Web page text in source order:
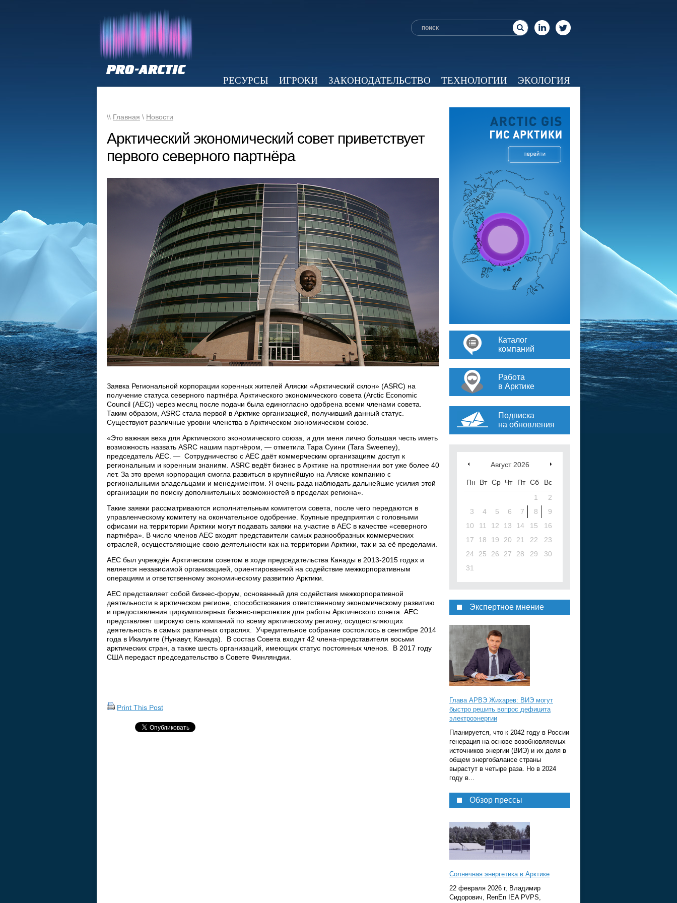
РЕСУРСЫ ИГРОКИ ЗАКОНОДАТЕЛЬСТВО ТЕХНОЛОГИИ
ЭКОЛОГИЯ
\\ Главная \ Новости
Арктический экономический совет приветствует
первого северного партнёра
Заявка Региональной корпорации коренных жителей Аляски «Арктический склон» (ASRC) на
получение статуса северного партнёра Арктического экономического совета (Arctic Economic
Council (AEC)) через месяц после подачи была единогласно одобрена всеми членами совета.
Таким образом, ASRC стала первой в Арктике организацией, получивший данный статус.
Существуют различные уровни членства в Арктическом экономическом союзе.
«Это важная веха для Арктического экономического союза, и для меня лично большая честь иметь
возможность назвать ASRC нашим партнёром, — отметила Тара Суини (Tara Sweeney),
председатель АЕС. — Сотрудничество с АЕС даёт коммерческим организациям доступ к
региональным и коренным знаниям. ASRC ведёт бизнес в Арктике на протяжении вот уже более 40
лет. За это время корпорация смогла развиться в крупнейшую на Аляске компанию с
региональными владельцами и менеджментом. Я очень рада наблюдать дальнейшие усилия этой
организации по поиску дополнительных возможностей в пределах региона».
Такие заявки рассматриваются исполнительным комитетом совета, после чего передаются в
управленческому комитету на окончательное одобрение. Крупные предприятия с головными
офисами на территории Арктики могут подавать заявки на участие в АЕС в качестве «северного
партнёра». В число членов АЕС входят представители самых разнообразных коммерческих
отраслей, осуществляющие свою деятельности как на территории Арктики, так и за её пределами.
АЕС был учреждён Арктическим советом в ходе председательства Канады в 2013-2015 годах и
является независимой организацией, ориентированной на содействие межкорпоративным
операциям и ответственному экономическому развитию Арктики.
AEC представляет собой бизнес-форум, основанный для содействия межкорпоративной
деятельности в арктическом регионе, способствования ответственному экономическому развитию
и предоставления циркумполярных бизнес-перспектив для работы Арктического совета. АЕС
представляет широкую сеть компаний по всему арктическому региону, осуществляющих
деятельность в самых различных отраслях. Учредительное собрание состоялось в сентябре 2014
года в Икалуите (Нунавут, Канада). В состав Совета входят 42 члена-представителя восьми
арктических стран, а также шесть организаций, имеющих статус постоянных членов. В 2017 году
США передаст председательство в Совете Финляндии.
Print This Post
Каталог
компаний
Работа
в Арктике
Подписка
на обновления
Август 2026
Пн Вт Ср Чт Пт Сб
Вс
1
2
3
4 5 6 7 8
9
10
11 12 13 14 15
16
17
18 19 20 21 22
23
24
25 26 27 28 29
30
31
Экспертное мнение
Глава АРВЭ Жихарев: ВИЭ могут
быстро решить вопрос дефицита
электроэнергии
Планируется, что к 2042 году в России
генерация на основе возобновляемых
источников энергии (ВИЭ) и их доля в
общем энергобалансе страны
вырастут в четыре раза. Но в 2024
году в...
Обзор прессы
Солнечная энергетика в Арктике
22 февраля 2026 г, Владимир
Сидорович, RenEn IEA PVPS,